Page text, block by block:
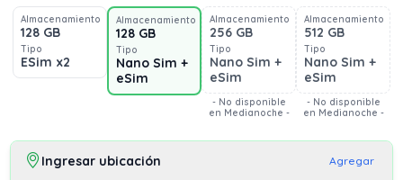
Almacenamiento
128 GB
Tipo
ESim x2
Almacenamiento
128 GB
Tipo
Nano Sim +
eSim
Almacenamiento
256 GB
Tipo
Nano Sim +
eSim
- No disponible
en Medianoche -
Almacenamiento
512 GB
Tipo
Nano Sim +
eSim
- No disponible
en Medianoche -
Ingresar ubicación Agregar